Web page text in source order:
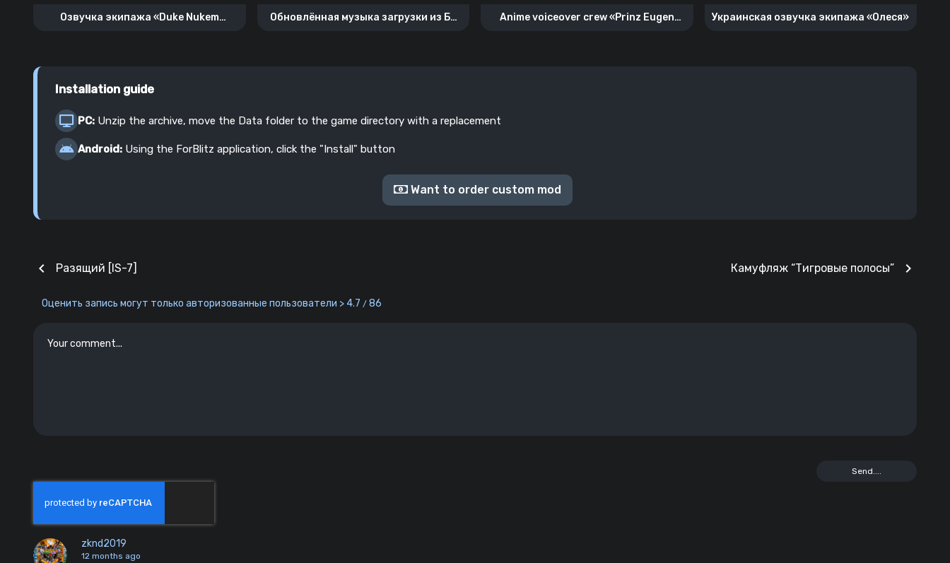
Озвучка экипажа «Duke Nukem
Обновлённая музыка загрузки из ББ
Anime voiceover crew «Prinz Eugen
Украинская озвучка экипажа «Олеся»
Installation guide
PC: Unzip the archive, move the Data folder to the game directory with a replacement
Android: Using the ForBlitz application, click the "Install" button
Want to order custom mod
chevron_left Разящий [IS-7] Камуфляж “Тигровые полосы” chevron_right
Оценить запись могут только авторизованные пользователи > 4.7 / 86
zknd2019
12 months ago